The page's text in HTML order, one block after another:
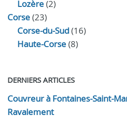
Lozère(2)
Corse(23)
Corse-du-Sud(16)
Haute-Corse(8)
DERNIERS ARTICLES
Couvreur à Fontaines-Saint-
Ravalement